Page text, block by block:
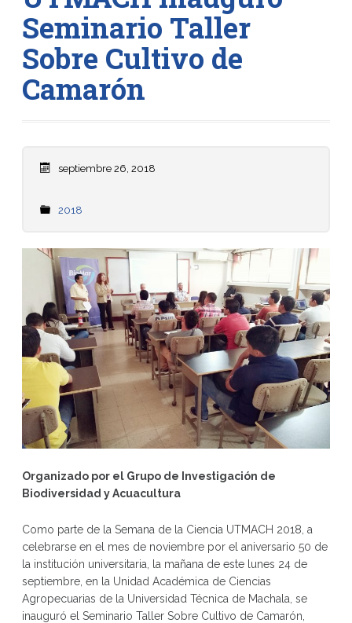
Seminario Taller
Sobre Cultivo de
Camarón
septiembre 26, 2018
2018
Organizado por el Grupo de Investigación de
Biodiversidad y Acuacultura
Como parte de la Semana de la Ciencia UTMACH 2018, a
celebrarse en el mes de noviembre por el aniversario 50 de
la institución universitaria, la mañana de este lunes 24 de
septiembre, en la Unidad Académica de Ciencias
Agropecuarias de la Universidad Técnica de Machala, se
inauguró el Seminario Taller Sobre Cultivo de Camarón,